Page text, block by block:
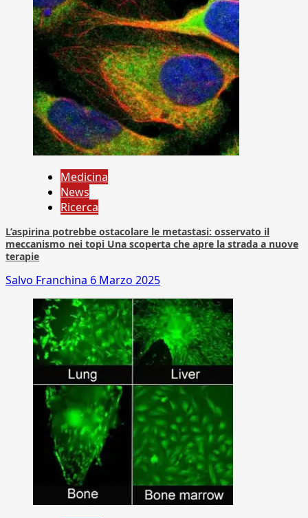
Medicina
News
Ricerca
L’aspirina potrebbe ostacolare le metastasi: osservato il
meccanismo nei topi Una scoperta che apre la strada a nuove
terapie
Salvo Franchina 6 Marzo 2025